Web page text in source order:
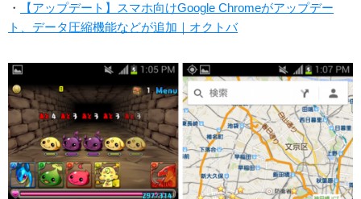
・
【アップデート】スマホ向けGoogle Chromeがアップデー
ト、データ圧縮機能などが追加｜オクトバ